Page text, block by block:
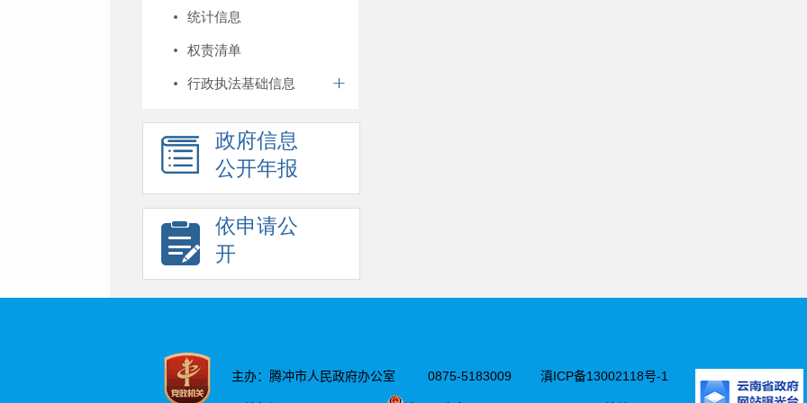
统计信息
权责清单
行政执法基础信息
政府信息
公开年报
依申请公
开